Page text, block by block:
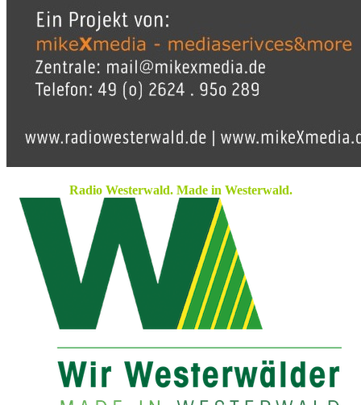
Radio Westerwald. Made in Westerwald.